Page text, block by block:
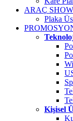
ARAÇ
Plaka
Kişisel